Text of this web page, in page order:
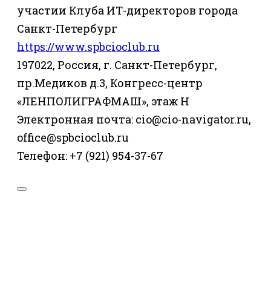
участии Клуба ИТ-директоров города
Санкт-Петербург
https://www.spbcioclub.ru
197022, Россия, г. Санкт-Петербург,
пр.Медиков д.3, Конгресс-центр
«ЛЕНПОЛИГРАФМАШ», этаж Н
Электронная почта: cio@cio-navigator.ru,
office@spbcioclub.ru
Телефон: +7 (921) 954-37-67